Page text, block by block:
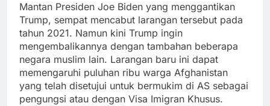
Mantan Presiden Joe Biden yang menggantikan
Trump, sempat mencabut larangan tersebut pada
tahun 2021. Namun kini Trump ingin
mengembalikannya dengan tambahan beberapa
negara muslim lain. Larangan baru ini dapat
memengaruhi puluhan ribu warga Afghanistan
yang telah disetujui untuk bermukim di AS sebagai
pengungsi atau dengan Visa Imigran Khusus.